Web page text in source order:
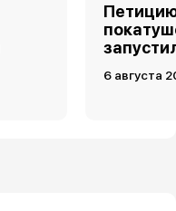
6 августа